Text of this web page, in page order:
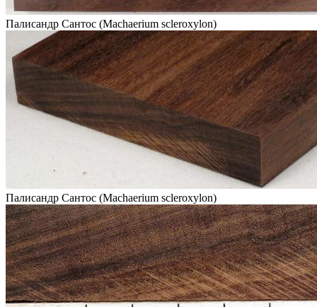
Палисандр Сантос (Machaerium scleroxylon)
Палисандр Сантос (Machaerium scleroxylon)